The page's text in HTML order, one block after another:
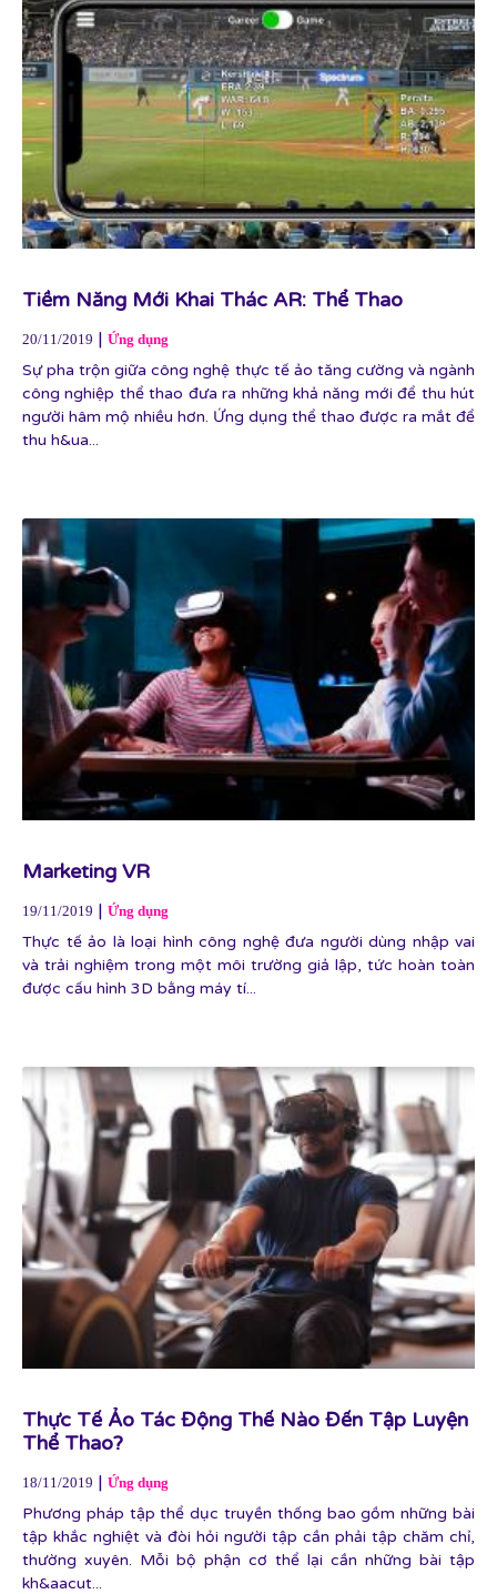
Tiềm Năng Mới Khai Thác AR: Thể Thao
20/11/2019 | Ứng dụng
Sự pha trộn giữa công nghệ thực tế ảo tăng cường và ngành
công nghiệp thể thao đưa ra những khả năng mới để thu hút
người hâm mộ nhiều hơn. Ứng dụng thể thao được ra mắt để
thu h&ua...
Marketing VR
19/11/2019 | Ứng dụng
Thực tế ảo là loại hình công nghệ đưa người dùng nhập vai
và trải nghiệm trong một môi trường giả lập, tức hoàn toàn
được cấu hình 3D bằng máy tí...
Thực Tế Ảo Tác Động Thế Nào Đến Tập Luyện
Thể Thao?
18/11/2019 | Ứng dụng
Phương pháp tập thể dục truyền thống bao gồm những bài
tập khắc nghiệt và đòi hỏi người tập cần phải tập chăm chỉ,
thường xuyên. Mỗi bộ phận cơ thể lại cần những bài tập
kh&aacut...